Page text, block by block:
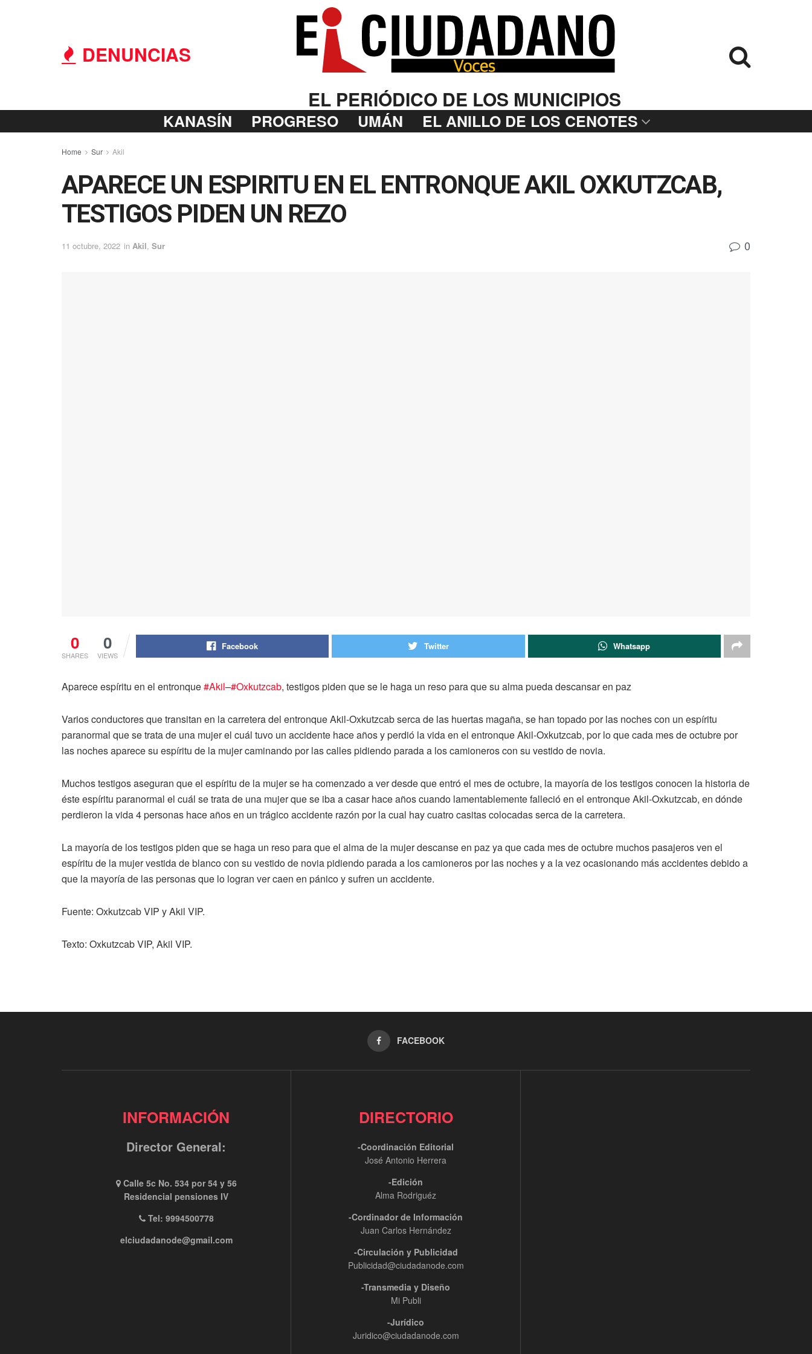
DENUNCIAS
EL PERIÓDICO DE LOS MUNICIPIOS
KANASÍN PROGRESO UMÁN EL ANILLO DE LOS CENOTES
Home Sur Akil
APARECE UN ESPIRITU EN EL ENTRONQUE AKIL OXKUTZCAB,
TESTIGOS PIDEN UN REZO
11 octubre, 2022 in Akil, Sur 0
0
SHARES
0
VIEWS
Facebook Twitter Whatsapp
Aparece espíritu en el entronque#Akil–#Oxkutzcab, testigos piden que se le haga un reso para que su alma pueda descansar en paz
Varios conductores que transitan en la carretera del entronque Akil-Oxkutzcab serca de las huertas magaña, se han topado por las noches con un espíritu
paranormal que se trata de una mujer el cuál tuvo un accidente hace años y perdió la vida en el entronque Akil-Oxkutzcab, por lo que cada mes de octubre por
las noches aparece su espíritu de la mujer caminando por las calles pidiendo parada a los camioneros con su vestido de novia.
Muchos testigos aseguran que el espíritu de la mujer se ha comenzado a ver desde que entró el mes de octubre, la mayoría de los testigos conocen la historia de
éste espíritu paranormal el cuál se trata de una mujer que se iba a casar hace años cuando lamentablemente falleció en el entronque Akil-Oxkutzcab, en dónde
perdieron la vida 4 personas hace años en un trágico accidente razón por la cual hay cuatro casitas colocadas serca de la carretera.
La mayoría de los testigos piden que se haga un reso para que el alma de la mujer descanse en paz ya que cada mes de octubre muchos pasajeros ven el
espíritu de la mujer vestida de blanco con su vestido de novia pidiendo parada a los camioneros por las noches y a la vez ocasionando más accidentes debido a
que la mayoría de las personas que lo logran ver caen en pánico y sufren un accidente.
Fuente: Oxkutzcab VIP y Akil VIP.
Texto: Oxkutzcab VIP, Akil VIP.
FACEBOOK
INFORMACIÓN
Director General:
Calle 5c No. 534 por 54 y 56
Residencial pensiones IV
Tel: 9994500778
elciudadanode@gmail.com
DIRECTORIO
-Coordinación Editorial
José Antonio Herrera
-Edición
Alma Rodriguéz
-Cordinador de Información
Juan Carlos Hernández
-Circulación y Publicidad
Publicidad@ciudadanode.com
-Transmedia y Diseño
Mi Publi
-Jurídico
Juridico@ciudadanode.com